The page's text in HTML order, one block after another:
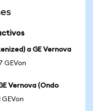
a GE Vernova
GEVon
Vernova (Ondo